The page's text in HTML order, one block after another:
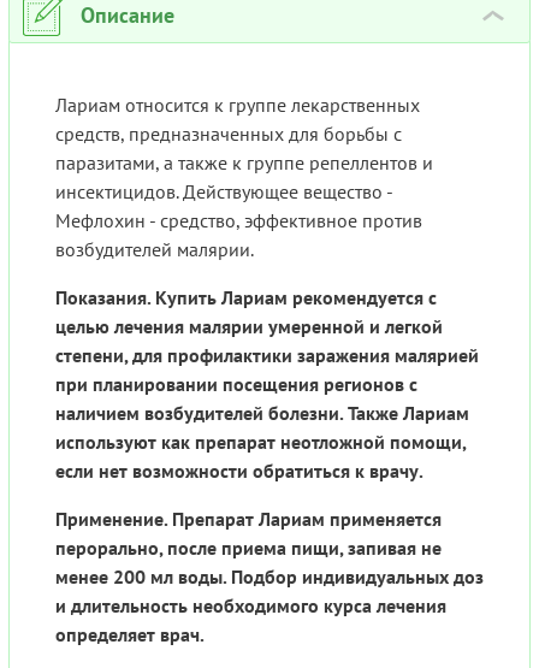
Описание ›
Лариам относится к группе лекарственных
средств, предназначенных для борьбы с
паразитами, а также к группе репеллентов и
инсектицидов. Действующее вещество -
Мефлохин - средство, эффективное против
возбудителей малярии.
Показания. Купить Лариам рекомендуется с
целью лечения малярии умеренной и легкой
степени, для профилактики заражения малярией
при планировании посещения регионов с
наличием возбудителей болезни. Также Лариам
используют как препарат неотложной помощи,
если нет возможности обратиться к врачу.
Применение. Препарат Лариам применяется
перорально, после приема пищи, запивая не
менее 200 мл воды. Подбор индивидуальных доз
и длительность необходимого курса лечения
определяет врач.